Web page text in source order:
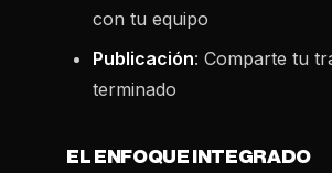
con tu equipo
Publicación: Comparte tu
terminado
EL ENFOQUE INTEGRADO